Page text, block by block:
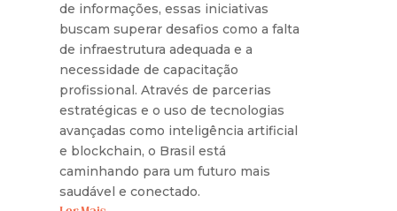
de informações, essas iniciativas
buscam superar desafios como a falta
de infraestrutura adequada e a
necessidade de capacitação
profissional. Através de parcerias
estratégicas e o uso de tecnologias
avançadas como inteligência artificial
e blockchain, o Brasil está
caminhando para um futuro mais
saudável e conectado.